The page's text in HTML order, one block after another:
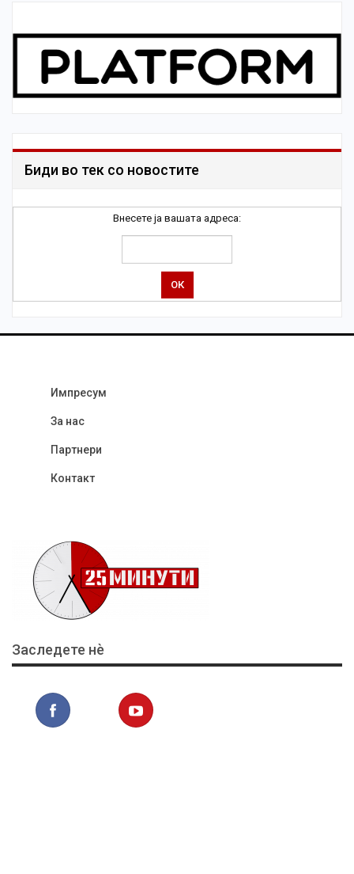
Биди во тек со новостите
Внесете ја вашата адреса:
Импресум
За нас
Партнери
Контакт
Заследете нѐ